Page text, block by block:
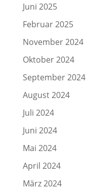
Juni 2025
Februar 2025
November 2024
Oktober 2024
September 2024
August 2024
Juli 2024
Juni 2024
Mai 2024
April 2024
März 2024